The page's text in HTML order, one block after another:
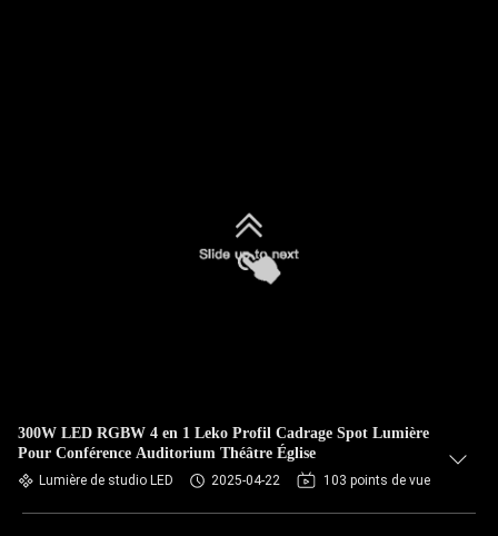
300W LED RGBW 4 en 1 Leko Profil Cadrage Spot Lumière
Pour Conférence Auditorium Théâtre Église
Lumière de studio LED 2025-04-22 103 points de vue